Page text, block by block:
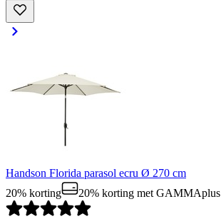
Handson Florida parasol ecru Ø 270 cm
20% korting
20% korting met GAMMAplus